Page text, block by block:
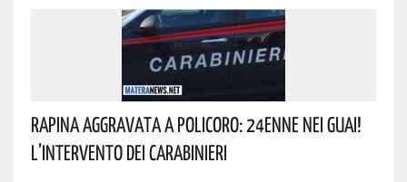
Rapina Aggravata A Policoro: 24enne Nei Guai!
L’intervento Dei Carabinieri